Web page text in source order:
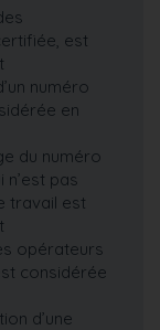
est
numéro
en
du numéro
pas
travail est
opérateurs
considérée
d’une